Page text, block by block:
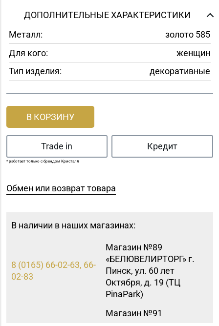
ДОПОЛНИТЕЛЬНЫЕ ХАРАКТЕРИСТИКИ
Металл:
золото 585
Для кого:
женщин
Тип изделия:
декоративные
В КОРЗИНУ
Trade in Кредит
* работает только с брендом Кристалл
Обмен или возврат товара
В наличии в наших магазинах:
8 (0165) 66-02-63, 66-
02-83
Магазин №89
«БЕЛЮВЕЛИРТОРГ» г.
Пинск, ул. 60 лет
Октября, д. 19 (ТЦ
PinaPark)
Магазин №91